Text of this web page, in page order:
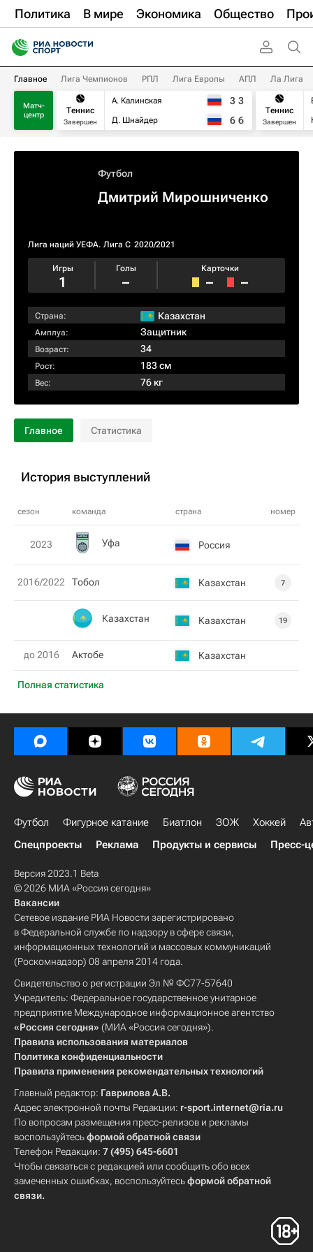
Политика В мире Экономика Общество
Главное Лига Чемпионов РПЛ Лига Европы АПЛ Ла Лига
Матч-
центр
Теннис
Завершен
А. Калинская
Д. Шнайдер
3 3
6 6
Теннис
Завершен
Футбол
Дмитрий Мирошниченко
Лига наций УЕФА. Лига C 2020/2021
Игры
1
Голы
–
Карточки
– –
Страна: Казахстан
Амплуа: Защитник
Возраст: 34
Рост: 183 см
Вес: 76 кг
Главное Статистика
История выступлений
сезон команда страна номер
Полная статистика
2023 Уфа Россия
2016/2022 Тобол Казахстан 7
Казахстан Казахстан 19
до 2016 Актобе Казахстан
Футбол Фигурное катание Биатлон ЗОЖ Хоккей
Спецпроекты
Реклама Продукты и сервисы Пресс-
Версия 2023.1 Beta
© 2026 МИА «Россия сегодня»
Вакансии
Сетевое издание РИА Новости зарегистрировано
в Федеральной службе по надзору в сфере связи,
информационных технологий и массовых коммуникаций
(Роскомнадзор) 08 апреля 2014 года.
Свидетельство о регистрации Эл № ФС77-57640
Учредитель: Федеральное государственное унитарное
предприятие Международное информационное агентство
«Россия сегодня» (МИА «Россия сегодня»).
Правила использования материалов
Политика конфиденциальности
Правила применения рекомендательных технологий
Главный редактор: Гаврилова А.В.
Адрес электронной почты Редакции: r-sport.internet@ria.ru
По вопросам размещения пресс-релизов и рекламы
воспользуйтесьформой обратной связи
Телефон Редакции: 7 (495) 645-6601
Чтобы связаться с редакцией или сообщить обо всех
замеченных ошибках, воспользуйтесьформой обратной
связи.